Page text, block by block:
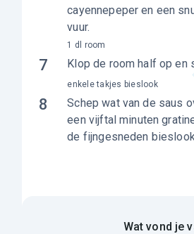
cayennepeper en een
vuur.
7 Klop de room half op en
1 dl room
8
Schep wat van de saus
een vijftal minuten
de fijngesneden
enkele takjes bieslook
Wat vond je